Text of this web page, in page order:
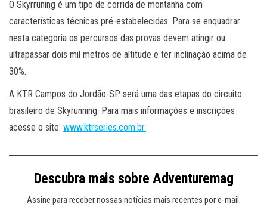
O Skyrruning é um tipo de corrida de montanha com
características técnicas pré-estabelecidas. Para se enquadrar
nesta categoria os percursos das provas devem atingir ou
ultrapassar dois mil metros de altitude e ter inclinação acima de
30%.
A KTR Campos do Jordão-SP será uma das etapas do circuito
brasileiro de Skyrunning. Para mais informações e inscrições
acesse o site: www.ktrseries.com.br.
Descubra mais sobre Adventuremag
Assine para receber nossas notícias mais recentes por e-mail.